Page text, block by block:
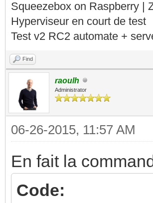
Squeezebox on Raspberry |
Hyperviseur en court de test
Test v2 RC2 automate +
Find
raoulh
Administrator
06-26-2015, 11:57 AM
En fait la
Code: